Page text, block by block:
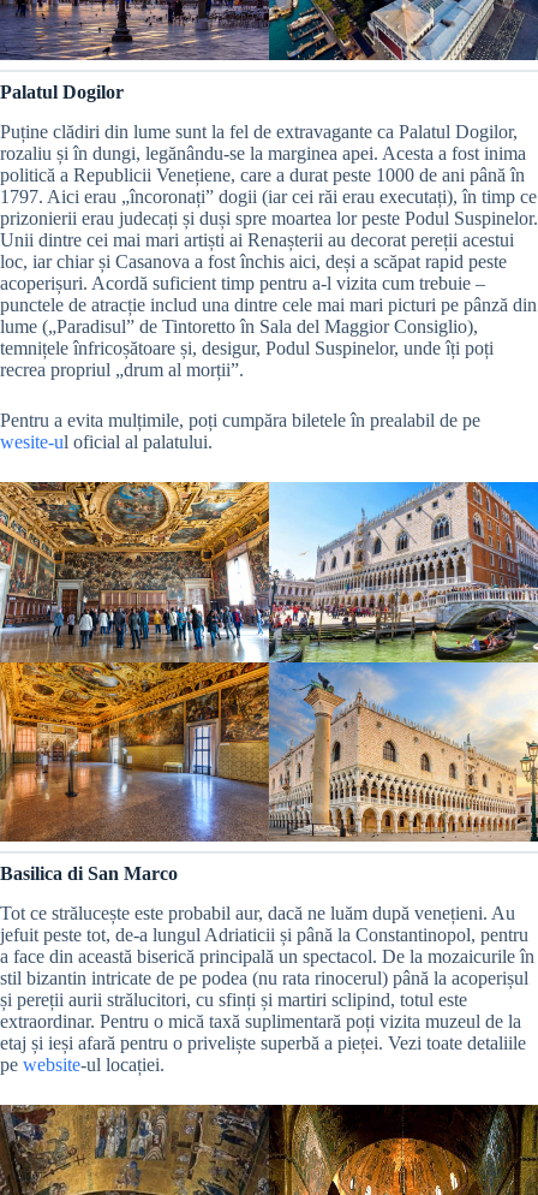
Palatul Dogilor
Puține clădiri din lume sunt la fel de extravagante ca Palatul Dogilor,
rozaliu și în dungi, legănându-se la marginea apei. Acesta a fost inima
politică a Republicii Venețiene, care a durat peste 1000 de ani până în
1797. Aici erau „încoronați” dogii (iar cei răi erau executați), în timp ce
prizonierii erau judecați și duși spre moartea lor peste Podul Suspinelor.
Unii dintre cei mai mari artiști ai Renașterii au decorat pereții acestui
loc, iar chiar și Casanova a fost închis aici, deși a scăpat rapid peste
acoperișuri. Acordă suficient timp pentru a-l vizita cum trebuie –
punctele de atracție includ una dintre cele mai mari picturi pe pânză din
lume („Paradisul” de Tintoretto în Sala del Maggior Consiglio),
temnițele înfricoșătoare și, desigur, Podul Suspinelor, unde îți poți
recrea propriul „drum al morții”.
Pentru a evita mulțimile, poți cumpăra biletele în prealabil de pe
wesite-ul oficial al palatului.
Basilica di San Marco
Tot ce strălucește este probabil aur, dacă ne luăm după venețieni. Au
jefuit peste tot, de-a lungul Adriaticii și până la Constantinopol, pentru
a face din această biserică principală un spectacol. De la mozaicurile în
stil bizantin intricate de pe podea (nu rata rinocerul) până la acoperișul
și pereții aurii strălucitori, cu sfinți și martiri sclipind, totul este
extraordinar. Pentru o mică taxă suplimentară poți vizita muzeul de la
etaj și ieși afară pentru o priveliște superbă a pieței. Vezi toate detaliile
pe website-ul locației.